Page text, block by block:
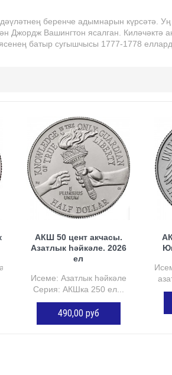
беренче адымнарын күрсәтә. Уң
Джордж Вашингтон ясалган. Киләчәктә
батыр сугышчысы 1777-1778
АКШ 50 цент акчасы.
Азатлык һәйкәле. 2026
ел
Исеме: Азатлык һәйкәле
Серия: АКШка 250 ел...
490,00 руб